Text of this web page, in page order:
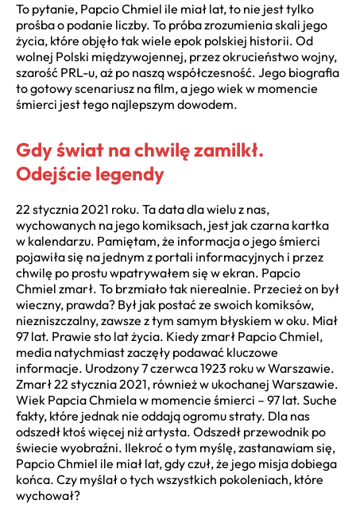
To pytanie, Papcio Chmiel ile miał lat, to nie jest tylko
prośba o podanie liczby. To próba zrozumienia skali jego
życia, które objęło tak wiele epok polskiej historii. Od
wolnej Polski międzywojennej, przez okrucieństwo wojny,
szarość PRL-u, aż po naszą współczesność. Jego biografia
to gotowy scenariusz na film, a jego wiek w momencie
śmierci jest tego najlepszym dowodem.
Gdy świat na chwilę zamilkł.
Odejście legendy
22 stycznia 2021 roku. Ta data dla wielu z nas,
wychowanych na jego komiksach, jest jak czarna kartka
w kalendarzu. Pamiętam, że informacja o jego śmierci
pojawiła się na jednym z portali informacyjnych i przez
chwilę po prostu wpatrywałem się w ekran. Papcio
Chmiel zmarł. To brzmiało tak nierealnie. Przecież on był
wieczny, prawda? Był jak postać ze swoich komiksów,
niezniszczalny, zawsze z tym samym błyskiem w oku. Miał
97 lat. Prawie sto lat życia. Kiedy zmarł Papcio Chmiel,
media natychmiast zaczęły podawać kluczowe
informacje. Urodzony 7 czerwca 1923 roku w Warszawie.
Zmarł 22 stycznia 2021, również w ukochanej Warszawie.
Wiek Papcia Chmiela w momencie śmierci – 97 lat. Suche
fakty, które jednak nie oddają ogromu straty. Dla nas
odszedł ktoś więcej niż artysta. Odszedł przewodnik po
świecie wyobraźni. Ilekroć o tym myślę, zastanawiam się,
Papcio Chmiel ile miał lat, gdy czuł, że jego misja dobiega
końca. Czy myślał o tych wszystkich pokoleniach, które
wychował?